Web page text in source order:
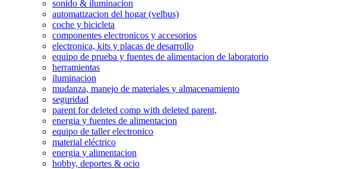
sonido & iluminacion
automatizacion del hogar (velbus)
coche y bicicleta
componentes electronicos y accesorios
electronica, kits y placas de desarrollo
equipo de prueba y fuentes de alimentacion de laboratorio
herramientas
iluminacion
mudanza, manejo de materiales y almacenamiento
seguridad
parent for deleted comp with deleted parent,
energia y fuentes de alimentacion
equipo de taller electronico
material eléctrico
energia y alimentacion
hobby, deportes & ocio